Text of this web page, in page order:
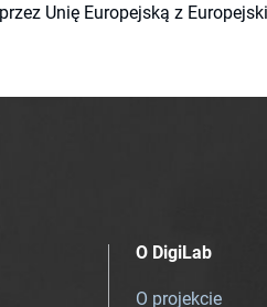
Unię Europejską z
O DigiLab
O projekcie